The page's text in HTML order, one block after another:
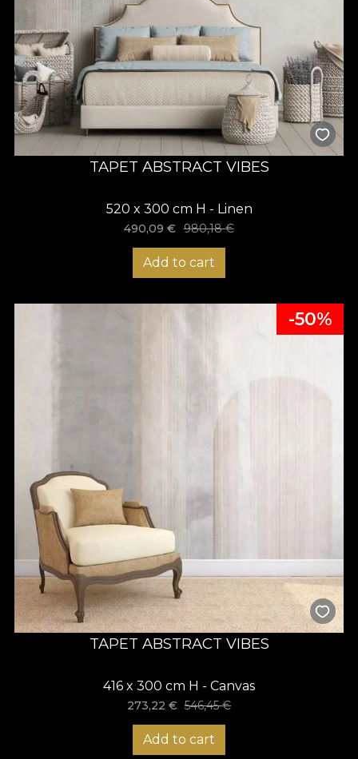
TAPET ABSTRACT VIBES
520 x 300 cm H - Linen
490,09€ 980,18€
Add to cart
-50%
TAPET ABSTRACT VIBES
416 x 300 cm H - Canvas
273,22 € 546,45€
Add to cart